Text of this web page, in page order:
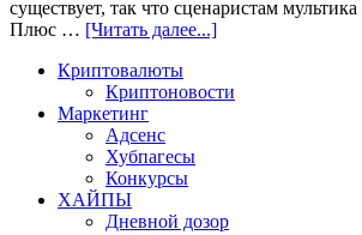
существует, так что сценаристам
Плюс … [Читать далее...]
Криптовалюты
Криптоновости
Маркетинг
Адсенс
Хубпагесы
Конкурсы
ХАЙПЫ
Дневной дозор